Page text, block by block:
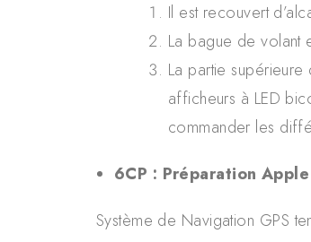
Il est recouvert
La bague de volant
La partie
afficheurs à LED
commander les
6CP : Préparation
Système de Navigation GPS